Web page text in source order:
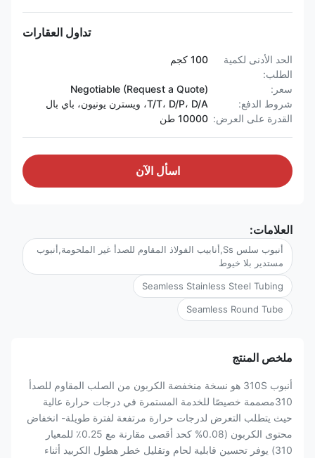
تداول العقارات
الحد الأدنى لكمية
الطلب:
100 كجم
سعر:
Negotiable (Request a Quote)
شروط الدفع:
T/T، D/P، D/A، ويسترن يونيون، باي بال
القدرة على العرض: 10000 طن
اسأل الآن
العلامات:
أنبوب سلس Ss,أنابيب الفولاذ المقاوم للصدأ غير الملحومة,أنبوب
مستدير بلا خيوط
Seamless Stainless Steel Tubing
Seamless Round Tube
ملخص المنتج
أنبوب 310S هو نسخة منخفضة الكربون من الصلب المقاوم للصدأ
310مصممة خصيصًا للخدمة المستمرة في درجات حرارة عالية
حيث يتطلب التعرض لدرجات حرارة مرتفعة لفترة طويلة- انخفاض
محتوى الكربون (0.08% كحد أقصى مقارنة مع 0.25٪ للمعيار
310) يوفر تحسين قابلية لحام وتقليل خطر هطول الكربيد أثناء